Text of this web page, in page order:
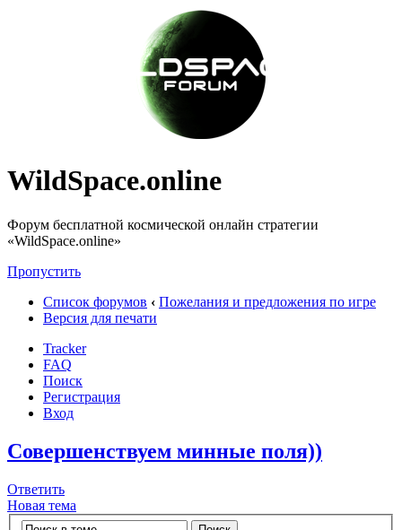
WildSpace.online
Форум бесплатной космической онлайн стратегии
«WildSpace.online»
Пропустить
Список форумов ‹ Пожелания и предложения по игре
Версия для печати
Tracker
FAQ
Поиск
Регистрация
Вход
Совершенствуем минные поля))
Ответить
Новая тема